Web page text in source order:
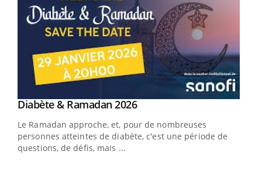
Youtube
Diabète & Ramadan 2026Youtube
Le Ramadan approche, et, pour de nombreuses
personnes atteintes de diabète, c'est une période de
questions, de défis, mais ...